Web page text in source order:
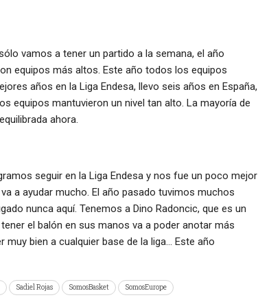
vamos a tener un partido a la semana, el año
equipos más altos. Este año todos los equipos
años en la Liga Endesa, llevo seis años en España,
equipos mantuvieron un nivel tan alto. La mayoría de
ahora.
seguir en la Liga Endesa y nos fue un poco mejor
a ayudar mucho. El año pasado tuvimos muchos
nunca aquí. Tenemos a Dino Radoncic, que es un
el balón en sus manos va a poder anotar más
bien a cualquier base de la liga… Este año
Sadiel Rojas SomosBasket SomosEurope